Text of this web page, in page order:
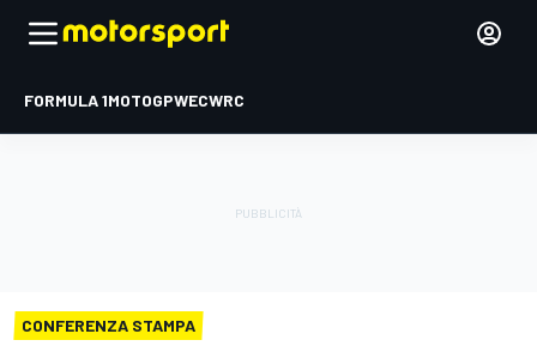
FORMULA 1MOTOGPWECWRC
CONFERENZA STAMPA